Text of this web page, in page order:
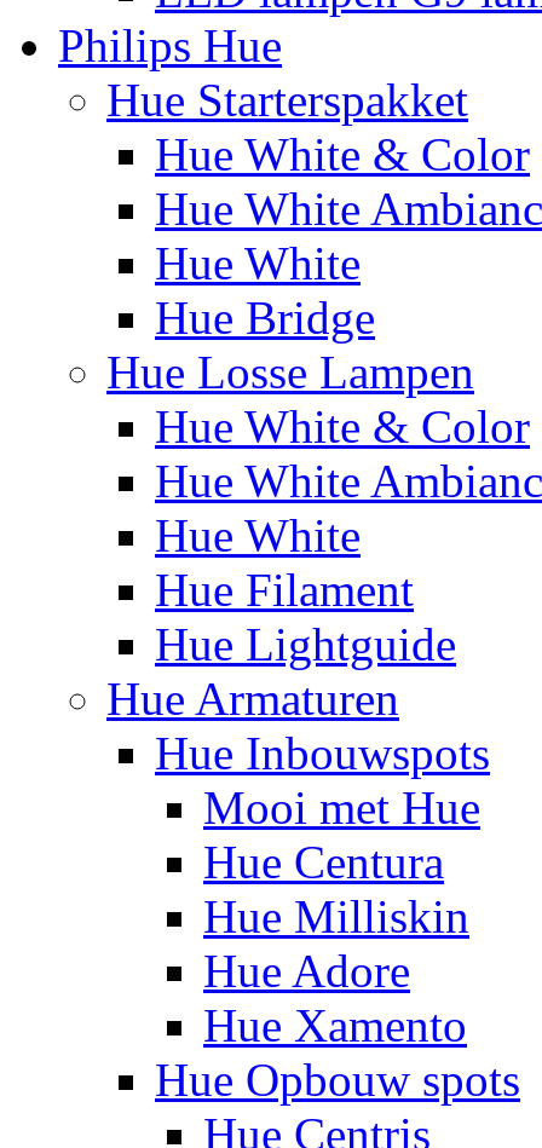
Philips Hue
Hue Starterspakket
Hue White & Color
Hue White
Hue White
Hue Bridge
Hue Losse Lampen
Hue White & Color
Hue White
Hue White
Hue Filament
Hue Lightguide
Hue Armaturen
Hue Inbouwspots
Mooi met Hue
Hue Centura
Hue Milliskin
Hue Adore
Hue Xamento
Hue Opbouw spots
Hue Centris